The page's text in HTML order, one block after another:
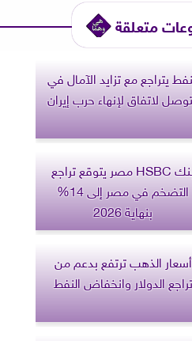
متعلقة
يتراجع مع تزايد الآمال في
لاتفاق لإنهاء حرب إيران
بنك HSBC مصر يتوقع تراجع
التضخم في مصر إلى 14%
بنهاية 2026
أسعار الذهب ترتفع بدعم من
تراجع الدولار وانخفاض النفط